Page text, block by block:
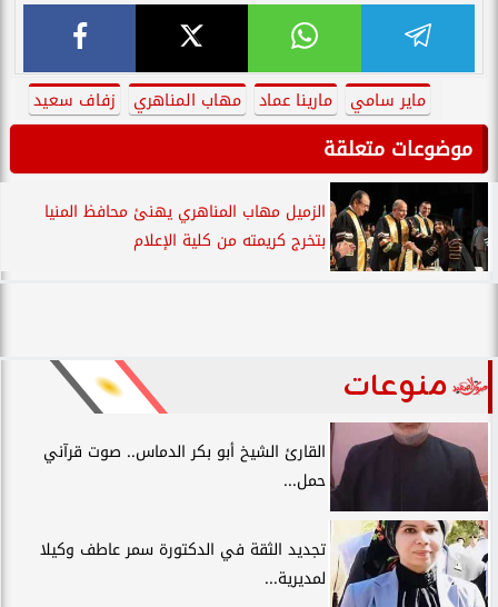
ماير سامي مارينا عماد مهاب المناهري زفاف سعيد
موضوعات متعلقة
الزميل مهاب المناهري يهنئ محافظ المنيا
بتخرج كريمته من كلية الإعلام
منوعات
القارئ الشيخ أبو بكر الدماس.. صوت قرآني
حمل...
تجديد الثقة في الدكتورة سمر عاطف وكيلا
لمديرية...